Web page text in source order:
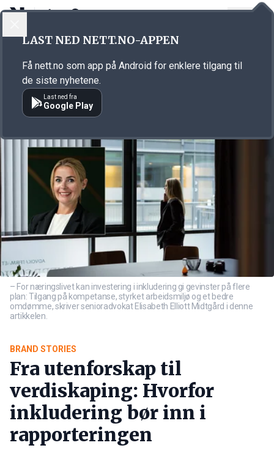
Annonsørinnhold
Annonsørinnhold
– For næringslivet kan investering i inkludering gi gevinster på flere
plan: Tilgang på kompetanse, styrket arbeidsmiljø og et bedre
omdømme, skriver senioradvokat Elisabeth Elliott Midtgård i denne
artikkelen.
BRAND STORIES
Fra utenforskap til
verdiskaping: Hvorfor
inkludering bør inn i
rapporteringen
LAST NED NETT.NO-APPEN
Få nett.no som app på Android for enklere tilgang til
de siste nyhetene.
Last ned fra
Google Play